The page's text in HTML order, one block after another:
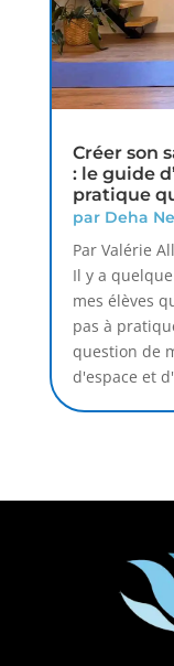
Créer son
: le guide
pratique
par Deha
Par Valérie
Il y a
mes élèves
pas à
question de
d'espace et